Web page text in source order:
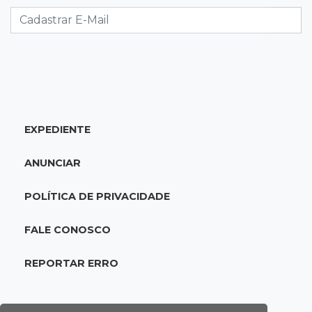
gols em quatro jogos
18:05Energia renovável
supera 31 milhões de litros
17:44 100º caso
Suspeito de roubo morre ao reagir à
EXPEDIENTE
ANUNCIAR
POLÍTICA DE PRIVACIDADE
FALE CONOSCO
REPORTAR ERRO